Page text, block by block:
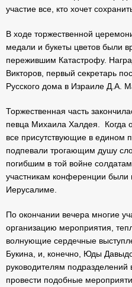
участие все, кто хочет
В ходе торжественной
медали и букеты цветов были
пережившим Катастрофу.
Викторов, первый секретарь
Русского дома в Израиле Д.А.
Торжественная часть
певца Михаила Халдея. Когда
все присутствующие в едином
подпевали трогающим душу
погибшим в той войне
участникам конференции были
Иерусалиме.
По окончании вечера многие
организацию мероприятия,
волнующие сердечные
Букина, и, конечно, Юды
руководителям подразделений
провести подобные